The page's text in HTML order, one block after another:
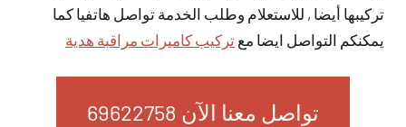
تركيبها أيضا , للاستعلام وطلب الخدمة تواصل هاتفيا كما
يمكنكم التواصل ايضا مع تركيب كاميرات مراقبة هدية
تواصل معنا الآن 69622758